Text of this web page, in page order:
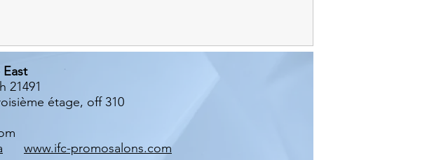
21491
étage, off 310
www.ifc-promosalons.com